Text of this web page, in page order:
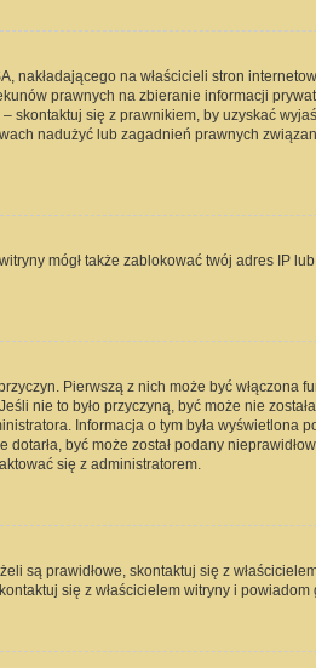
na właścicieli stron
prawnych na zbieranie informacji
się z prawnikiem, by uzyskać
nadużyć lub zagadnień prawnych
mógł także zablokować twój adres IP
Pierwszą z nich może być włączona
nie to było przyczyną, być może nie
Informacja o tym była wyświetlona
być może został podany
się z administratorem.
są prawidłowe, skontaktuj się z
się z właścicielem witryny i